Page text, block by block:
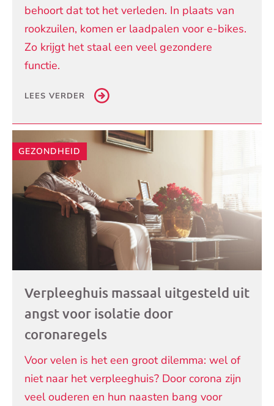
behoort dat tot het verleden. In plaats van
rookzuilen, komen er laadpalen voor e-bikes.
Zo krijgt het staal een veel gezondere
functie.
LEES VERDER
GEZONDHEID
Verpleeghuis massaal uitgesteld uit
angst voor isolatie door
coronaregels
Voor velen is het een groot dilemma: wel of
niet naar het verpleeghuis? Door corona zijn
veel ouderen en hun naasten bang voor